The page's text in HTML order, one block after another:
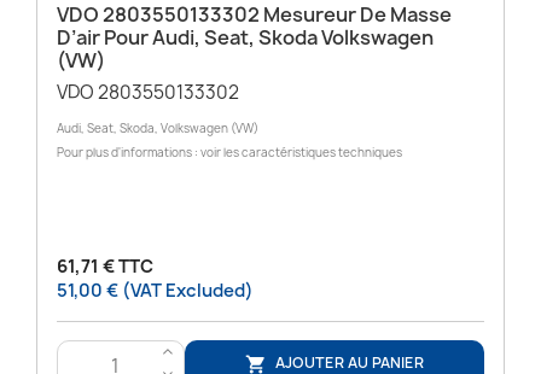
VDO 2803550133302 Mesureur De Masse
D’air Pour Audi, Seat, Skoda Volkswagen
(VW)
VDO 2803550133302
Audi, Seat, Skoda, Volkswagen (VW)
Pour plus d'informations : voir les caractéristiques techniques
61,71 € TTC
51,00 € (VAT Excluded)
>
 AJOUTER AU PANIER